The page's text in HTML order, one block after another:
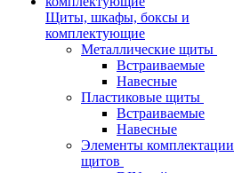
Щиты, шкафы, боксы и
комплектующие
Металлические щиты
Встраиваемые
Навесные
Пластиковые щиты
Встраиваемые
Навесные
Элементы комплектации
щитов